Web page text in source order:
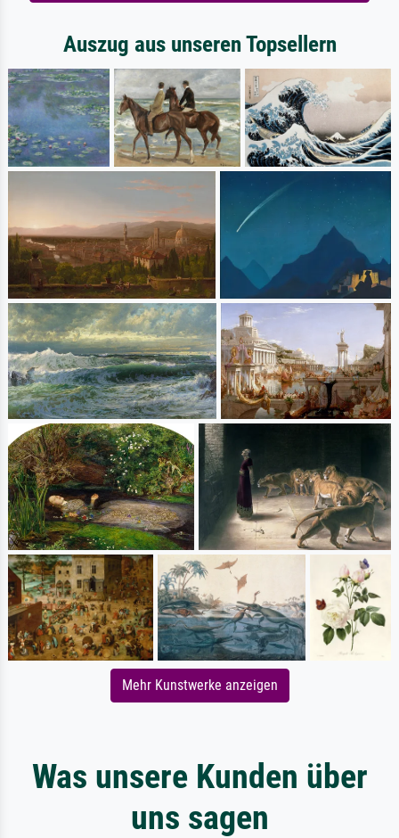
Auszug aus unseren Topsellern
Mehr Kunstwerke anzeigen
Was unsere Kunden über
uns sagen